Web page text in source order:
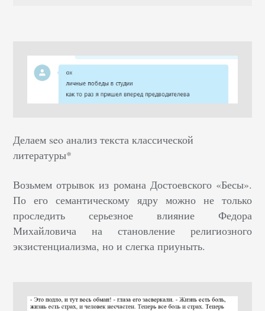
Делаем seo анализ текста классической
литературы*
Возьмем отрывок из романа Достоевского «Бесы».
По его семантическому ядру можно не только
проследить серьезное влияние Федора
Михайловича на становление религиозного
экзистенциализма, но и слегка приуныть.